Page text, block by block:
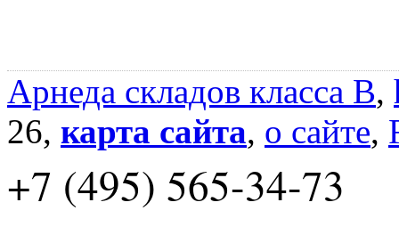
Арнеда складов класса B,
26, карта сайта, о сайте,
+7 (495) 565-34-73